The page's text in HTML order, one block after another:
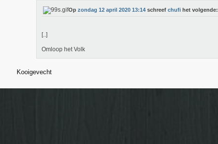
Op zondag 12 april 2020 13:14 schreef chufi het volgende:
[..]
Omloop het Volk
Kooigevecht